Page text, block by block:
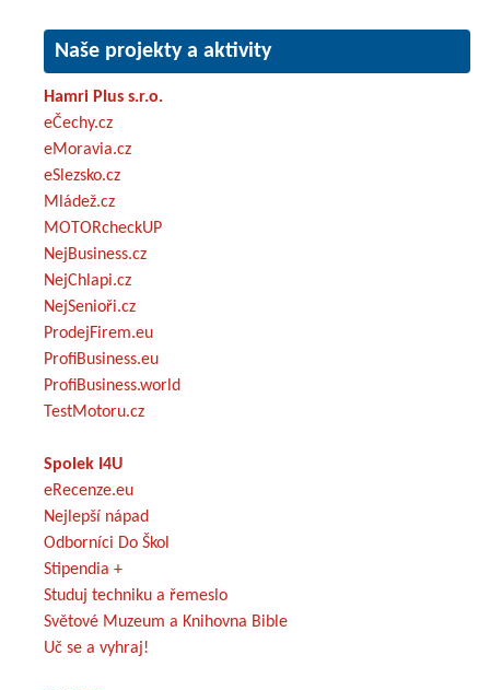
Naše projekty a aktivity
Hamri Plus s.r.o.
eČechy.cz
eMoravia.cz
eSlezsko.cz
Mládež.cz
MOTORcheckUP
NejBusiness.cz
NejChlapi.cz
NejSenioři.cz
ProdejFirem.eu
ProfiBusiness.eu
ProfiBusiness.world
TestMotoru.cz
Spolek I4U
eRecenze.eu
Nejlepší nápad
Odborníci Do Škol
Stipendia +
Studuj techniku a řemeslo
Světové Muzeum a Knihovna Bible
Uč se a vyhraj!